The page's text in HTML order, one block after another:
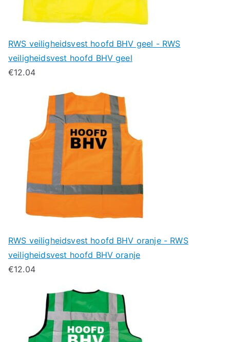
RWS veiligheidsvest hoofd BHV geel - RWS
veiligheidsvest hoofd BHV geel
€12.04
RWS veiligheidsvest hoofd BHV oranje - RWS
veiligheidsvest hoofd BHV oranje
€12.04